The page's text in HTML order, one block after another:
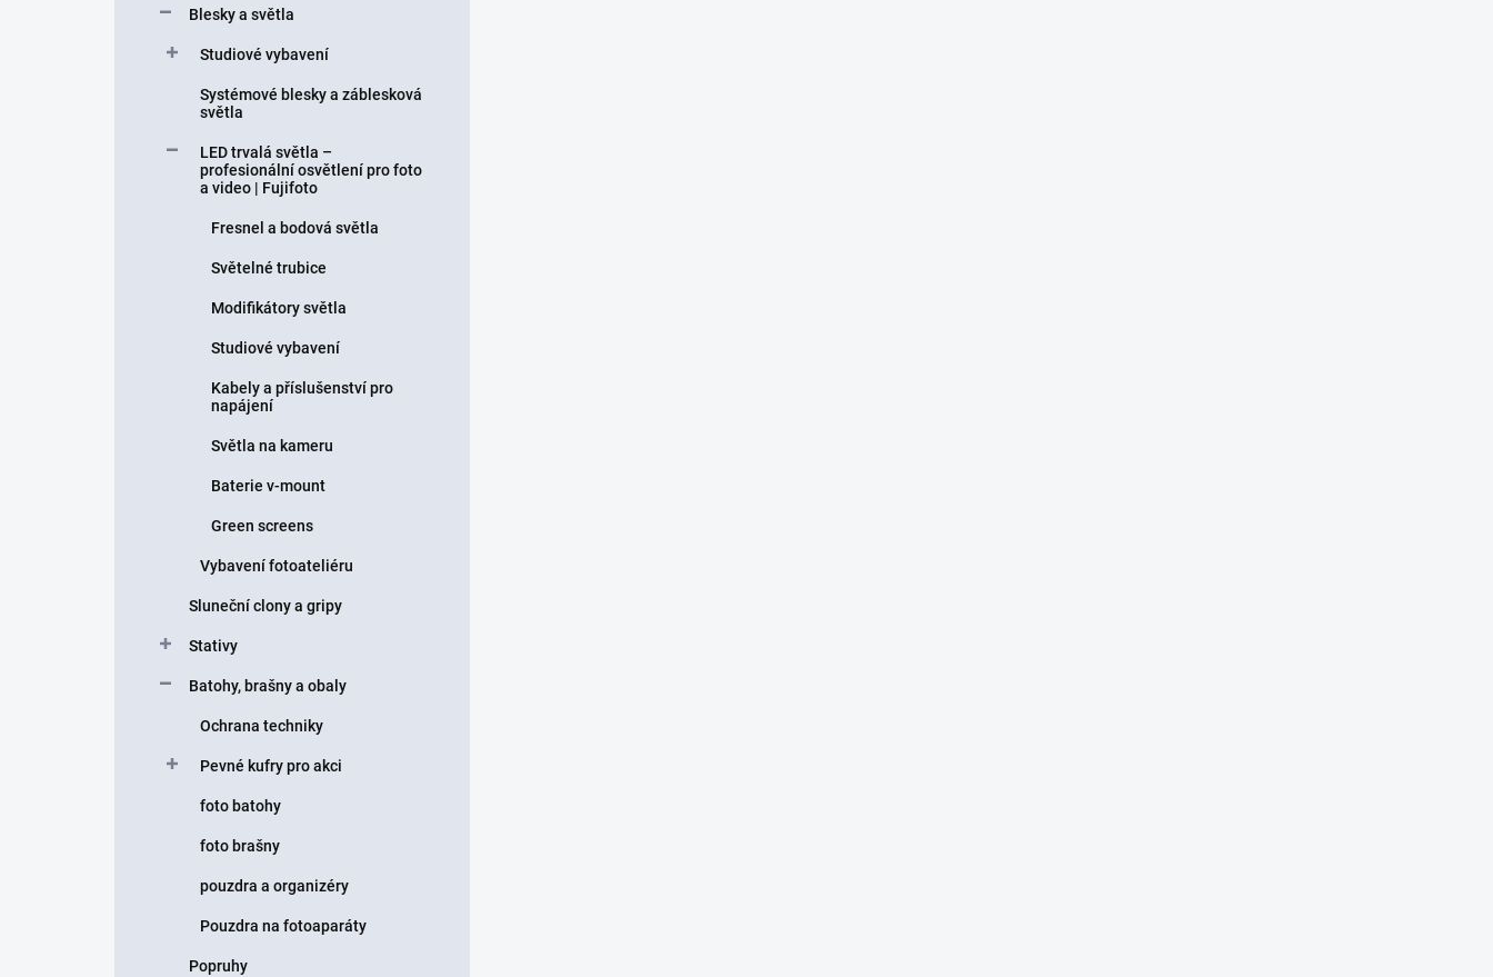
Blesky a světla
Studiové vybavení
Systémové blesky a záblesková
světla
LED trvalá světla –
profesionální osvětlení pro foto
a video | Fujifoto
Fresnel a bodová světla
Světelné trubice
Modifikátory světla
Studiové vybavení
Kabely a příslušenství pro
napájení
Světla na kameru
Baterie v-mount
Green screens
Vybavení fotoateliéru
Sluneční clony a gripy
Stativy
Batohy, brašny a obaly
Ochrana techniky
Pevné kufry pro akci
foto batohy
foto brašny
pouzdra a organizéry
Pouzdra na fotoaparáty
Popruhy